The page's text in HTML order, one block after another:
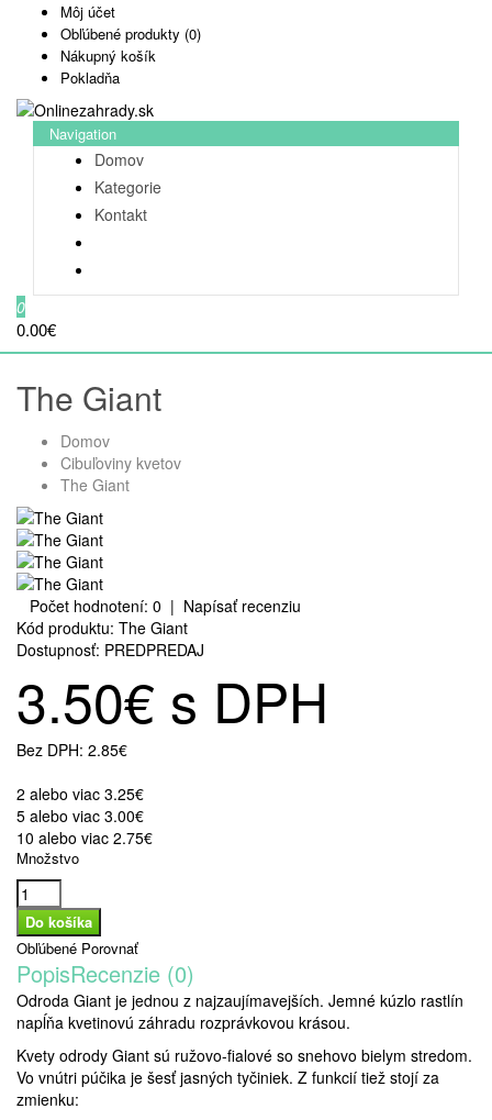
Môj účet
Obľúbené produkty (0)
Nákupný košík
Pokladňa
Navigation
Domov
Kategorie
Kontakt
0
0.00€
The Giant
Domov
Cibuľoviny kvetov
The Giant
Počet hodnotení: 0 | Napísať recenziu
Kód produktu: The Giant
Dostupnosť: PREDPREDAJ
3.50€ s DPH
Bez DPH: 2.85€
2 alebo viac 3.25€
5 alebo viac 3.00€
10 alebo viac 2.75€
Množstvo
Obľúbené Porovnať
PopisRecenzie (0)
Odroda Giant je jednou z najzaujímavejších. Jemné kúzlo rastlín
napĺňa kvetinovú záhradu rozprávkovou krásou.
Kvety odrody Giant sú ružovo-fialové so snehovo bielym stredom.
Vo vnútri púčika je šesť jasných tyčiniek. Z funkcií tiež stojí za
zmienku: